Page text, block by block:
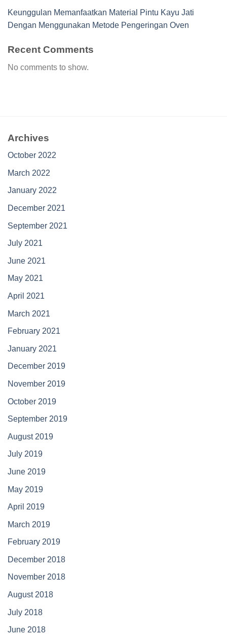
Keunggulan Memanfaatkan Material Pintu Kayu Jati
Dengan Menggunakan Metode Pengeringan Oven
Recent Comments
No comments to show.
Archives
October 2022
March 2022
January 2022
December 2021
September 2021
July 2021
June 2021
May 2021
April 2021
March 2021
February 2021
January 2021
December 2019
November 2019
October 2019
September 2019
August 2019
July 2019
June 2019
May 2019
April 2019
March 2019
February 2019
December 2018
November 2018
August 2018
July 2018
June 2018